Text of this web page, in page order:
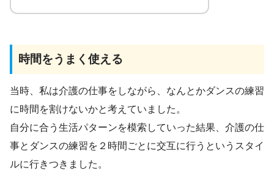
時間をうまく使える
当時、私は介護の仕事をしながら、なんとかダンスの練習
に時間を割けないかと考えていました。
自分に合う生活パターンを模索していった結果、介護の仕
事とダンスの練習を２時間ごとに交互に行うというスタイ
ルに行きつきました。